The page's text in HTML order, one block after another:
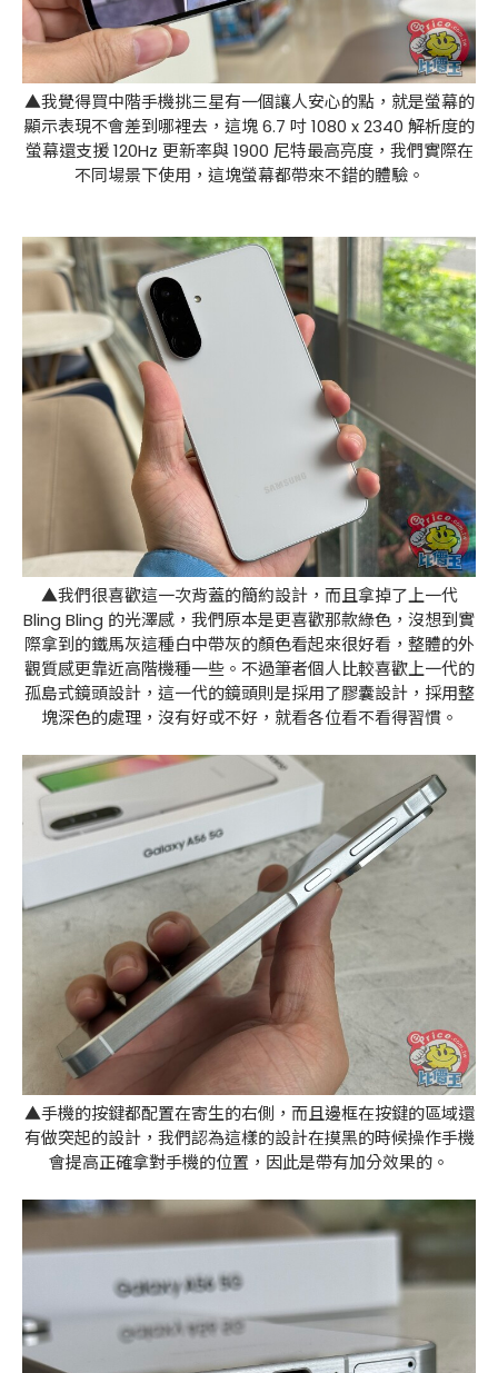
▲我覺得買中階手機挑三星有一個讓人安心的點，就是螢幕的
顯示表現不會差到哪裡去，這塊 6.7 吋 1080 x 2340 解析度的
螢幕還支援 120Hz 更新率與 1900 尼特最高亮度，我們實際在
不同場景下使用，這塊螢幕都帶來不錯的體驗。
▲我們很喜歡這一次背蓋的簡約設計，而且拿掉了上一代
Bling Bling 的光澤感，我們原本是更喜歡那款綠色，沒想到實
際拿到的鐵馬灰這種白中帶灰的顏色看起來很好看，整體的外
觀質感更靠近高階機種一些。不過筆者個人比較喜歡上一代的
孤島式鏡頭設計，這一代的鏡頭則是採用了膠囊設計，採用整
塊深色的處理，沒有好或不好，就看各位看不看得習慣。
▲手機的按鍵都配置在寄生的右側，而且邊框在按鍵的區域還
有做突起的設計，我們認為這樣的設計在摸黑的時候操作手機
會提高正確拿對手機的位置，因此是帶有加分效果的。